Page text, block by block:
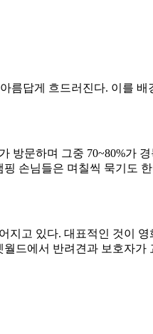
름답게 흐드러진다. 이를
문하며 그중 70~80%가
손님들은 며칠씩 묵기도
고 있다. 대표적인 것이
드에서 반려견과 보호자